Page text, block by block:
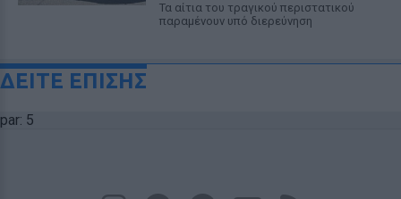
Τα αίτια του τραγικού περιστατικού
παραμένουν υπό διερεύνηση
ΔΕΙΤΕ ΕΠΙΣΗΣ
par: 5